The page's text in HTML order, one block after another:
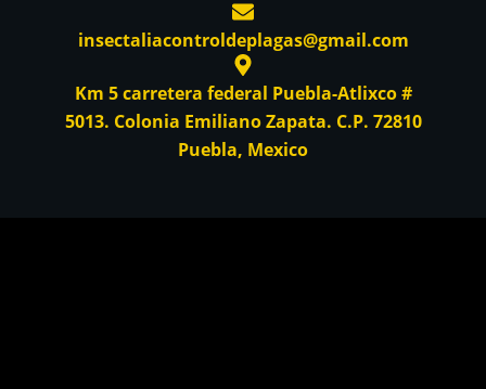
insectaliacontroldeplagas@gmail.com
Km 5 carretera federal Puebla-Atlixco #
5013. Colonia Emiliano Zapata. C.P. 72810
Puebla, Mexico